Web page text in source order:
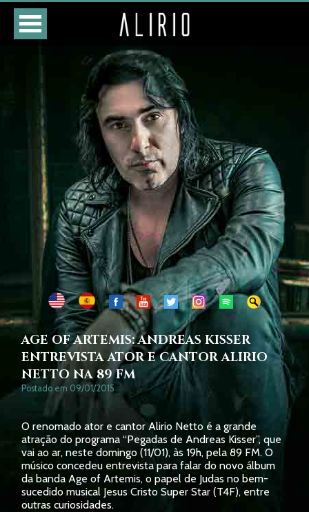
CURSO
AGENDA
BIOGRAFIA
DISCOGRAFIA
FOTOS
VÍDEOS
CONTATOS
AGE OF ARTEMIS: ANDREAS KISSER
ENTREVISTA ATOR E CANTOR ALIRIO
NETTO NA 89 FM
Postado em 09/01/2015
O renomado ator e cantor Alirio Netto é a grande
atração do programa “Pegadas de Andreas Kisser”, que
vai ao ar, neste domingo (11/01), às 19h, pela 89 FM. O
músico concedeu entrevista para falar do novo álbum
da banda Age of Artemis, o papel de Judas no bem-
sucedido musical Jesus Cristo Super Star (T4F), entre
outras curiosidades.